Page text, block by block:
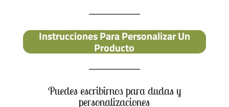
Instrucciones Para Personalizar Un
Producto
Puedes escribirnos para dudas y
personalizaciones